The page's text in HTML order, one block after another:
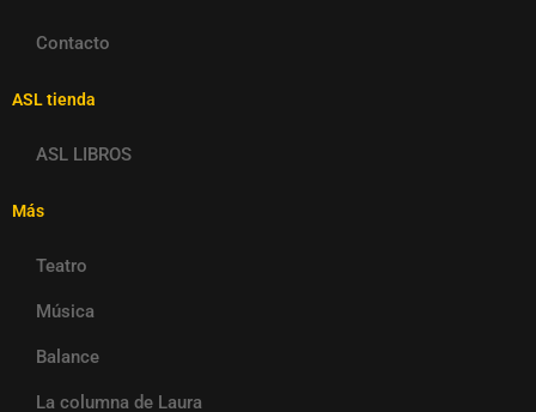
Contacto
ASL tienda
ASL LIBROS
Más
Teatro
Música
Balance
La columna de Laura